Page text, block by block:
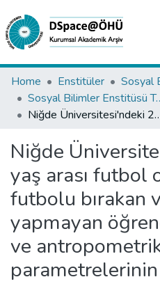
Collections
All of DSpace
Analyze
Request/Question
Home Enstitüler
Sosyal
Sosyal
Niğde Üniversitesi'ndeki 20-25 yaş arası futbol oynayan, futbolu bırakan
Niğde
yaş arası futbol
futbolu bırakan
yapmayan
ve